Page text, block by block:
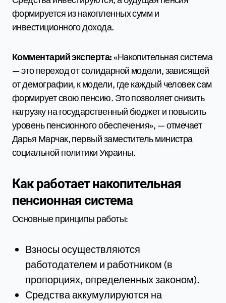
формируется из накопленных сумм и
инвестиционного дохода.
Комментарий эксперта:«Накопительная система
— это переход от солидарной модели, зависящей
от демографии, к модели, где каждый человек сам
формирует свою пенсию. Это позволяет снизить
нагрузку на государственный бюджет и повысить
уровень пенсионного обеспечения», — отмечает
Дарья Марчак, первый заместитель министра
социальной политики Украины.
Как работает накопительная
пенсионная система
Основные принципы работы:
Взносы осуществляются
работодателем и работником (в
пропорциях, определенных законом).
Средства аккумулируются на